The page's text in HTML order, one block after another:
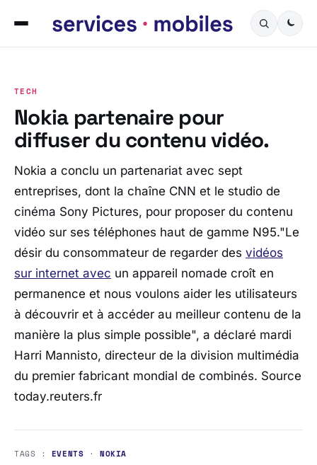
TECH
Nokia partenaire pour
diffuser du contenu vidéo.
Nokia a conclu un partenariat avec sept
entreprises, dont la chaîne CNN et le studio de
cinéma Sony Pictures, pour proposer du contenu
vidéo sur ses téléphones haut de gamme N95."Le
désir du consommateur de regarder des vidéos
sur internet avec un appareil nomade croît en
permanence et nous voulons aider les utilisateurs
à découvrir et à accéder au meilleur contenu de la
manière la plus simple possible", a déclaré mardi
Harri Mannisto, directeur de la division multimédia
du premier fabricant mondial de combinés. Source
today.reuters.fr
TAGS : EVENTS · NOKIA